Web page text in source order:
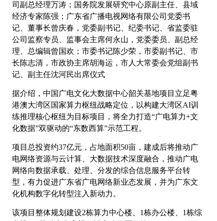
司副总经理万涛；国务院发展研究中心原副主任、县域
经济专家陈强；广东省广播电视网络有限公司党委书
记、董事长曾庆春，党委副书记、纪委书记、省监委驻
公司监察专员、监事会主席何永山，党委委员、副总经
理、总编辑曾国欢；市委书记陈少荣，市委副书记、市
长陈志清，市政协主席胡海运，市人大常委会党组副书
记、副主任沈河民出席仪式
据介绍，中国广电文化大数据中心韶关基地项目立足粤
港澳大湾区国家算力枢纽战略定位，以构建大湾区AI训
练推理核心枢纽为目标项目，将全力打造“广电算力+文
化数据”双驱动的“东数西算”示范工程。
项目总投资约37亿元，占地面积50亩，建成后将推动广
电网络资源与云计算、大数据技术深度融合，推动广电
网络向数据承载、处理、分发的综合信息服务平台转
型，有力促进广东省广电网络新业态发展，并为广东文
化机构数字化转型注入新动力。
该项目整体规划建设2栋算力中心楼、1栋办公楼、1栋综